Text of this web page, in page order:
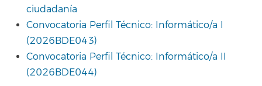
ciudadanía
Convocatoria Perfil Técnico: Informático/a I
(2026BDE043)
Convocatoria Perfil Técnico: Informático/a II
(2026BDE044)